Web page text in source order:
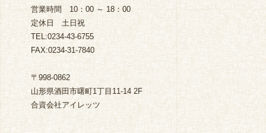
営業時間 10：00 ～ 18：00
定休日 土日祝
TEL:0234-43-6755
FAX:0234-31-7840
〒998-0862
山形県酒田市曙町1丁目11-14 2F
合資会社アイレッツ